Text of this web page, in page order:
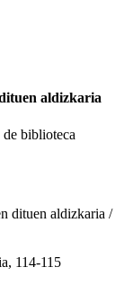
aldizkaria
biblioteca
dituen aldizkaria /
114-115